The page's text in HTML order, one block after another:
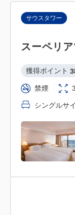
サウスタワー
スーペリ
獲得ポイント
禁煙
シングルサ